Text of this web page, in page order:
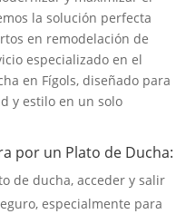
la solución perfecta
en remodelación de
especializado en el
en Fígols, diseñado para
y estilo en un solo
por un Plato de Ducha:
de ducha, acceder y salir
especialmente para